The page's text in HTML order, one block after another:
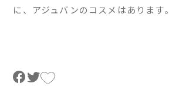
に、アジュバンのコスメはあります。